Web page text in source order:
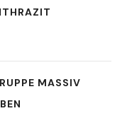
MASSIV